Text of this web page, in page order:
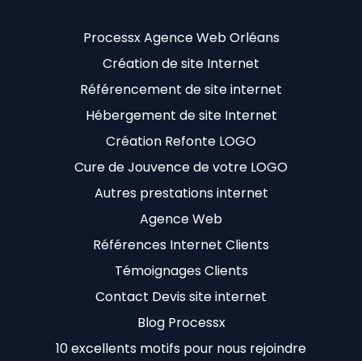
Processx Agence Web Orléans
Création de site Internet
Référencement de site internet
Hébergement de site Internet
Création Refonte LOGO
Cure de Jouvence de votre LOGO
Autres prestations internet
Agence Web
Références Internet Clients
Témoignages Clients
Contact Devis site internet
Blog Processx
10 excellents motifs pour nous rejoindre